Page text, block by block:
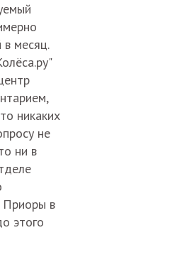
месяц.
никаких
не
ни в
Приоры в
этого